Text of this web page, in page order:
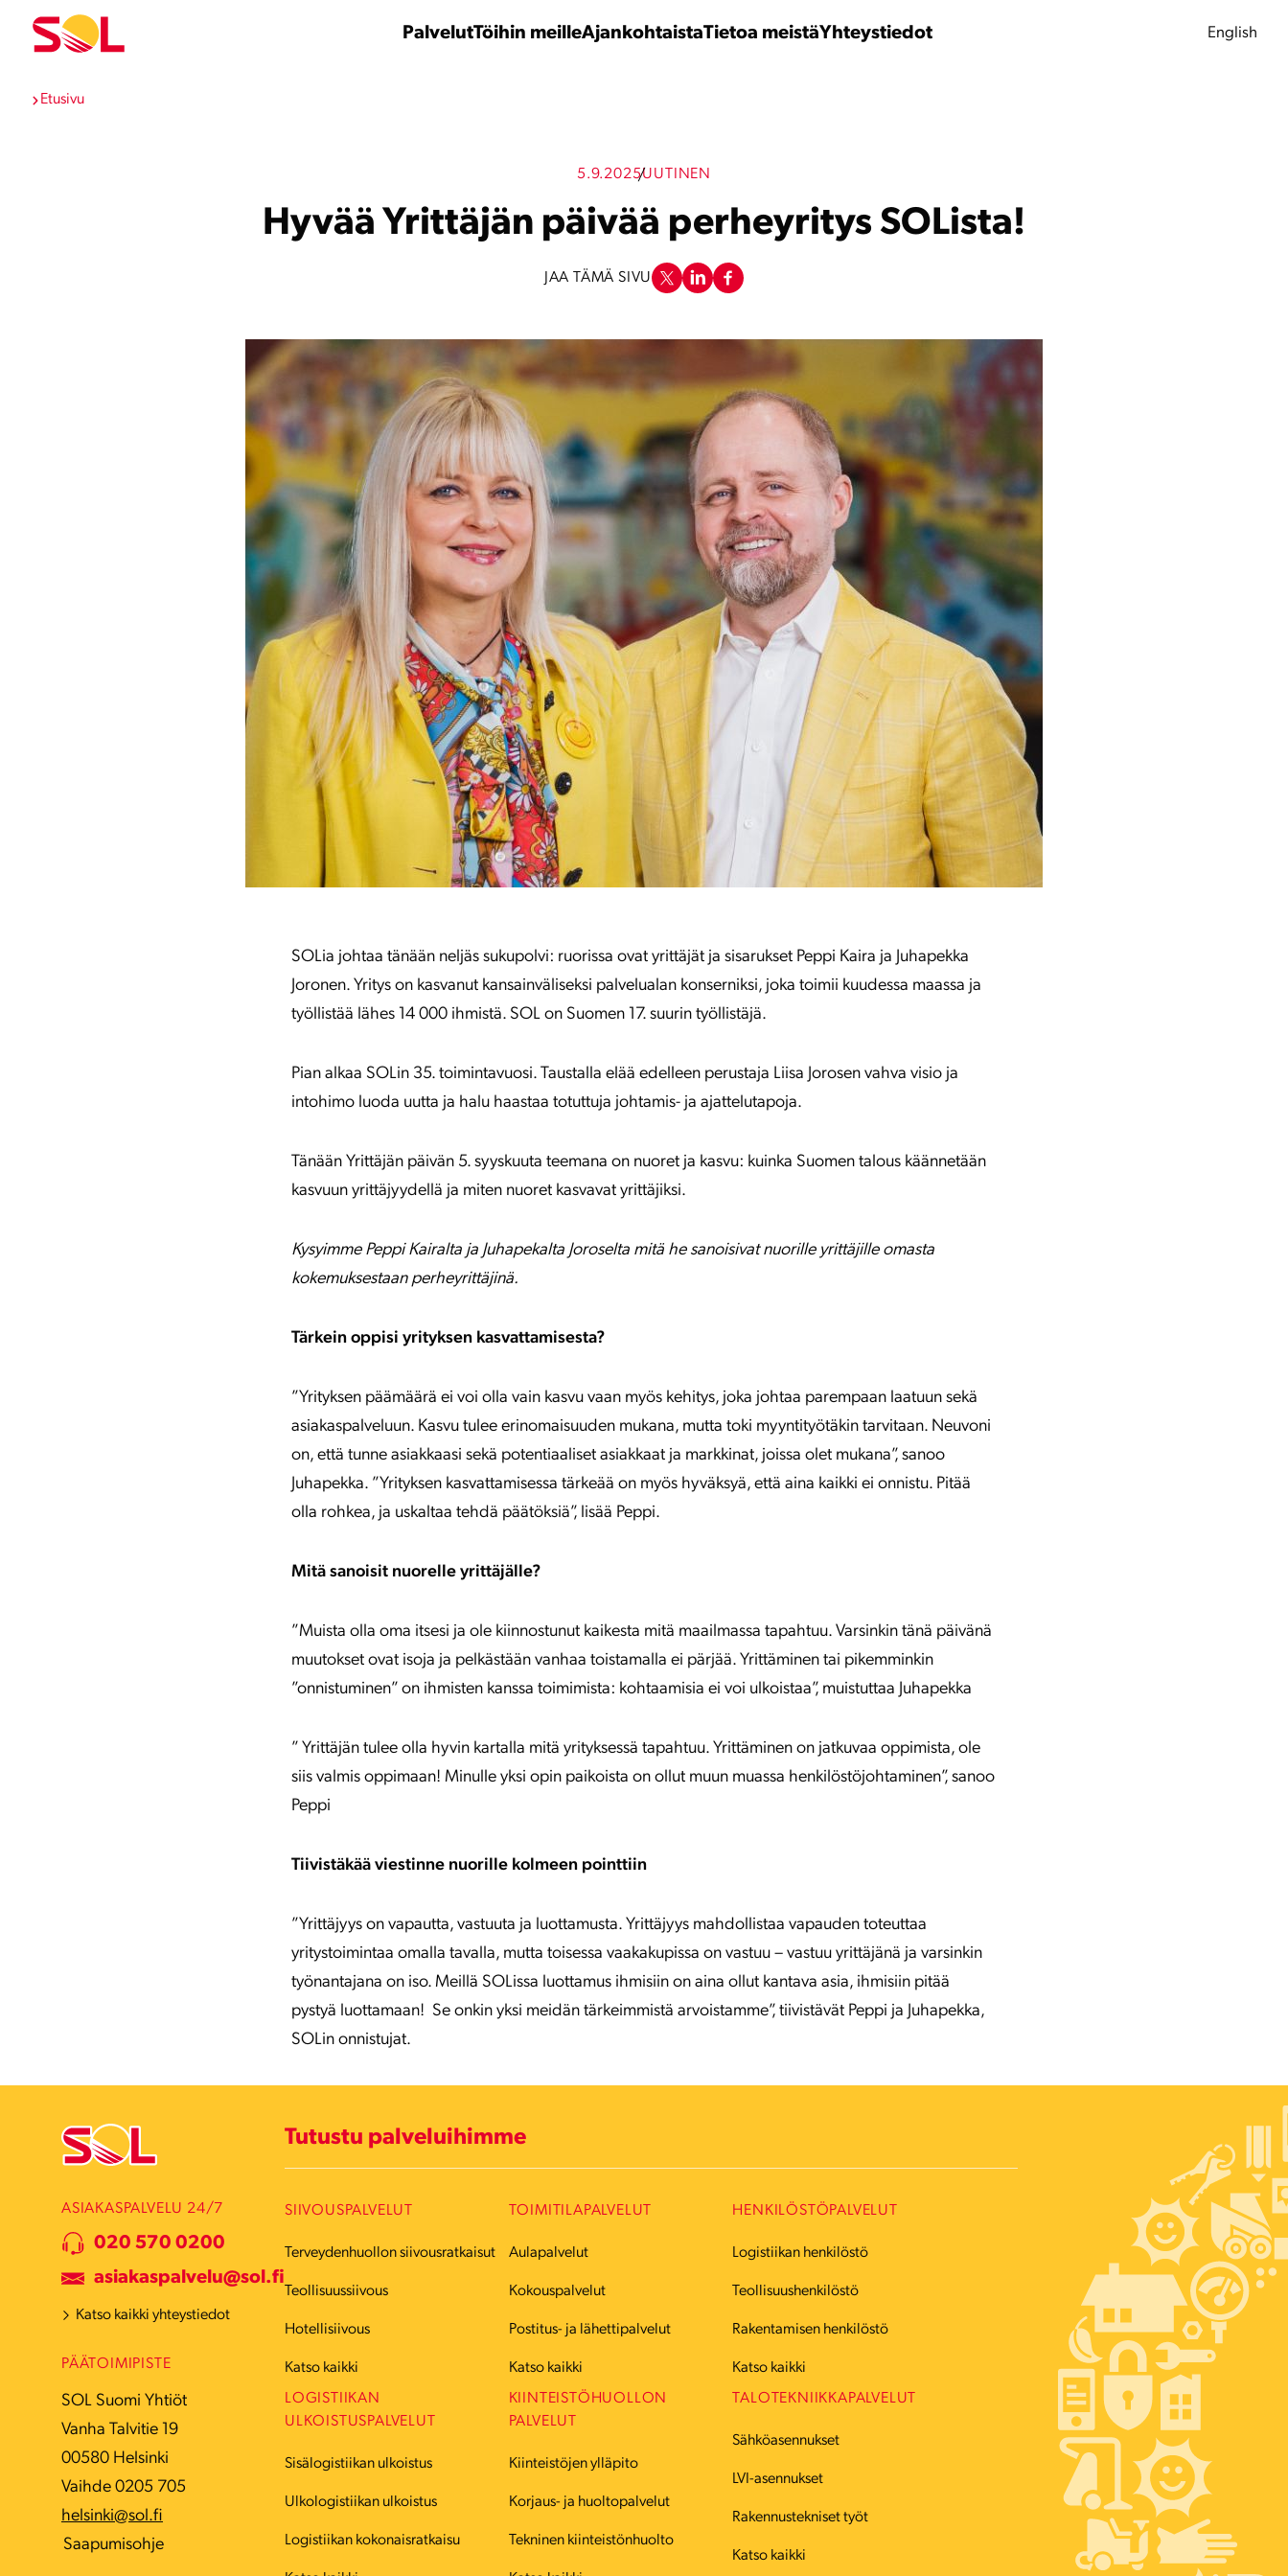
sisältöön
PalvelutTöihin meilleAjankohtaistaTietoa meistäYhteystiedot English
Etusivu
5.9.2025UUTINEN
Hyvää Yrittäjän päivää perheyritys SOLista!
JAA TÄMÄ SIVU
SOLia johtaa tänään neljäs sukupolvi: ruorissa ovat yrittäjät ja sisarukset Peppi Kaira ja Juhapekka
Joronen. Yritys on kasvanut kansainväliseksi palvelualan konserniksi, joka toimii kuudessa maassa ja
työllistää lähes 14 000 ihmistä. SOL on Suomen 17. suurin työllistäjä.
Pian alkaa SOLin 35. toimintavuosi. Taustalla elää edelleen perustaja Liisa Jorosen vahva visio ja
intohimo luoda uutta ja halu haastaa totuttuja johtamis- ja ajattelutapoja.
Tänään Yrittäjän päivän 5. syyskuuta teemana on nuoret ja kasvu: kuinka Suomen talous käännetään
kasvuun yrittäjyydellä ja miten nuoret kasvavat yrittäjiksi.
Kysyimme Peppi Kairalta ja Juhapekalta Joroselta mitä he sanoisivat nuorille yrittäjille omasta
kokemuksestaan perheyrittäjinä.
Tärkein oppisi yrityksen kasvattamisesta?
”Yrityksen päämäärä ei voi olla vain kasvu vaan myös kehitys, joka johtaa parempaan laatuun sekä
asiakaspalveluun. Kasvu tulee erinomaisuuden mukana, mutta toki myyntityötäkin tarvitaan. Neuvoni
on, että tunne asiakkaasi sekä potentiaaliset asiakkaat ja markkinat, joissa olet mukana”, sanoo
Juhapekka. ”Yrityksen kasvattamisessa tärkeää on myös hyväksyä, että aina kaikki ei onnistu. Pitää
olla rohkea, ja uskaltaa tehdä päätöksiä”, lisää Peppi.
Mitä sanoisit nuorelle yrittäjälle?
”Muista olla oma itsesi ja ole kiinnostunut kaikesta mitä maailmassa tapahtuu. Varsinkin tänä päivänä
muutokset ovat isoja ja pelkästään vanhaa toistamalla ei pärjää. Yrittäminen tai pikemminkin
”onnistuminen” on ihmisten kanssa toimimista: kohtaamisia ei voi ulkoistaa”, muistuttaa Juhapekka
” Yrittäjän tulee olla hyvin kartalla mitä yrityksessä tapahtuu. Yrittäminen on jatkuvaa oppimista, ole
siis valmis oppimaan! Minulle yksi opin paikoista on ollut muun muassa henkilöstöjohtaminen”, sanoo
Peppi
Tiivistäkää viestinne nuorille kolmeen pointtiin
”Yrittäjyys on vapautta, vastuuta ja luottamusta. Yrittäjyys mahdollistaa vapauden toteuttaa
yritystoimintaa omalla tavalla, mutta toisessa vaakakupissa on vastuu – vastuu yrittäjänä ja varsinkin
työnantajana on iso. Meillä SOLissa luottamus ihmisiin on aina ollut kantava asia, ihmisiin pitää
pystyä luottamaan! Se onkin yksi meidän tärkeimmistä arvoistamme”, tiivistävät Peppi ja Juhapekka,
SOLin onnistujat.
ASIAKASPALVELU 24/7
020 570 0200
asiakaspalvelu@sol.fi
Katso kaikki yhteystiedot
PÄÄTOIMIPISTE
SOL Suomi Yhtiöt
Vanha Talvitie 19
00580 Helsinki
Vaihde 0205 705
helsinki@sol.fi
Saapumisohje
Tutustu palveluihimme
SIIVOUSPALVELUT
Terveydenhuollon siivousratkaisut
Teollisuussiivous
Hotellisiivous
Katso kaikki
TOIMITILAPALVELUT
Aulapalvelut
Kokouspalvelut
Postitus- ja lähettipalvelut
Katso kaikki
HENKILÖSTÖPALVELUT
Logistiikan henkilöstö
Teollisuushenkilöstö
Rakentamisen henkilöstö
Katso kaikki
LOGISTIIKAN
ULKOISTUSPALVELUT
Sisälogistiikan ulkoistus
Ulkologistiikan ulkoistus
Logistiikan kokonaisratkaisu
KIINTEISTÖHUOLLON
PALVELUT
Kiinteistöjen ylläpito
Korjaus- ja huoltopalvelut
Tekninen kiinteistönhuolto
TALOTEKNIIKKAPALVELUT
Sähköasennukset
LVI-asennukset
Rakennustekniset työt
Katso kaikki